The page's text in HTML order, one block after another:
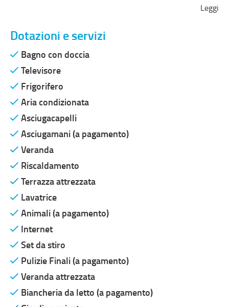
Leggi
Dotazioni e servizi
Bagno con doccia
Televisore
Frigorifero
Aria condizionata
Asciugacapelli
Asciugamani (a pagamento)
Veranda
Riscaldamento
Terrazza attrezzata
Lavatrice
Animali (a pagamento)
Internet
Set da stiro
Pulizie Finali (a pagamento)
Veranda attrezzata
Biancheria da letto (a pagamento)